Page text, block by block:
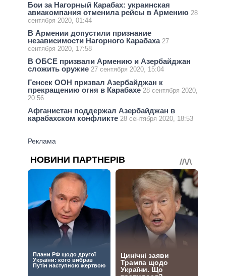
Бои за Нагорный Карабах: украинская
авиакомпания отменила рейсы в Армению 28
сентября 2020, 01:44
В Армении допустили признание
независимости Нагорного Карабаха 27
сентября 2020, 17:58
В ОБСЕ призвали Армению и Азербайджан
сложить оружие 27 сентября 2020, 15:04
Генсек ООН призвал Азербайджан к
прекращению огня в Карабахе 28 сентября 2020,
20:56
Афганистан поддержал Азербайджан в
карабахском конфликте 28 сентября 2020, 18:53